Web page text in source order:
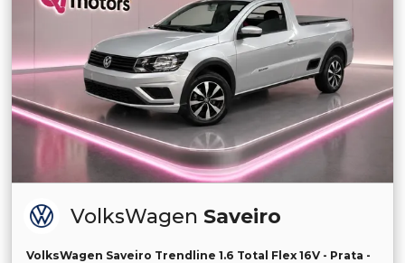
VolksWagen Saveiro
VolksWagen Saveiro Trendline 1.6 Total Flex 16V - Prata -